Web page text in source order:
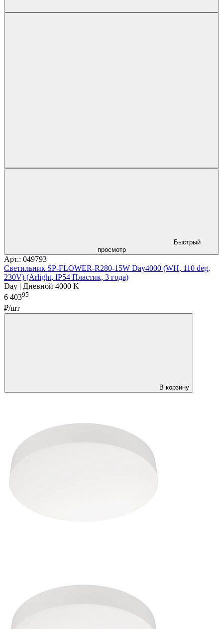
Быстрый
просмотр
Арт.: 049793
Светильник SP-FLOWER-R280-15W Day4000 (WH, 110 deg,
230V) (Arlight, IP54 Пластик, 3 года)
Day | Дневной 4000 K
6 40395
₽/шт
В корзину